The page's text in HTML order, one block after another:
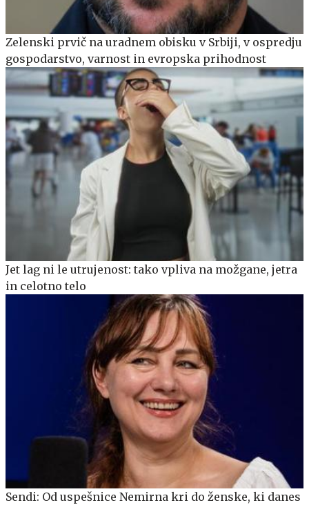
Zelenski prvič na uradnem obisku v Srbiji, v ospredju
gospodarstvo, varnost in evropska prihodnost
Jet lag ni le utrujenost: tako vpliva na možgane, jetra
in celotno telo
Sendi: Od uspešnice Nemirna kri do ženske, ki danes